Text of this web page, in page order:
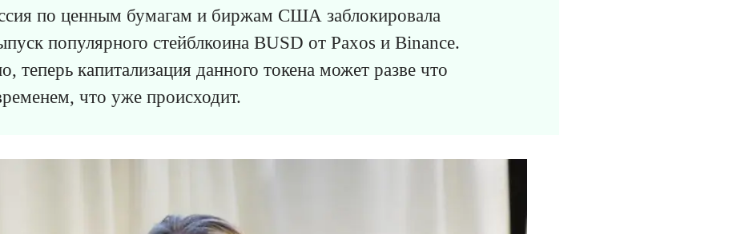
по ценным бумагам и биржам США заблокировала
популярного стейблкоина BUSD от Paxos и Binance.
теперь капитализация данного токена может разве что
что уже происходит.